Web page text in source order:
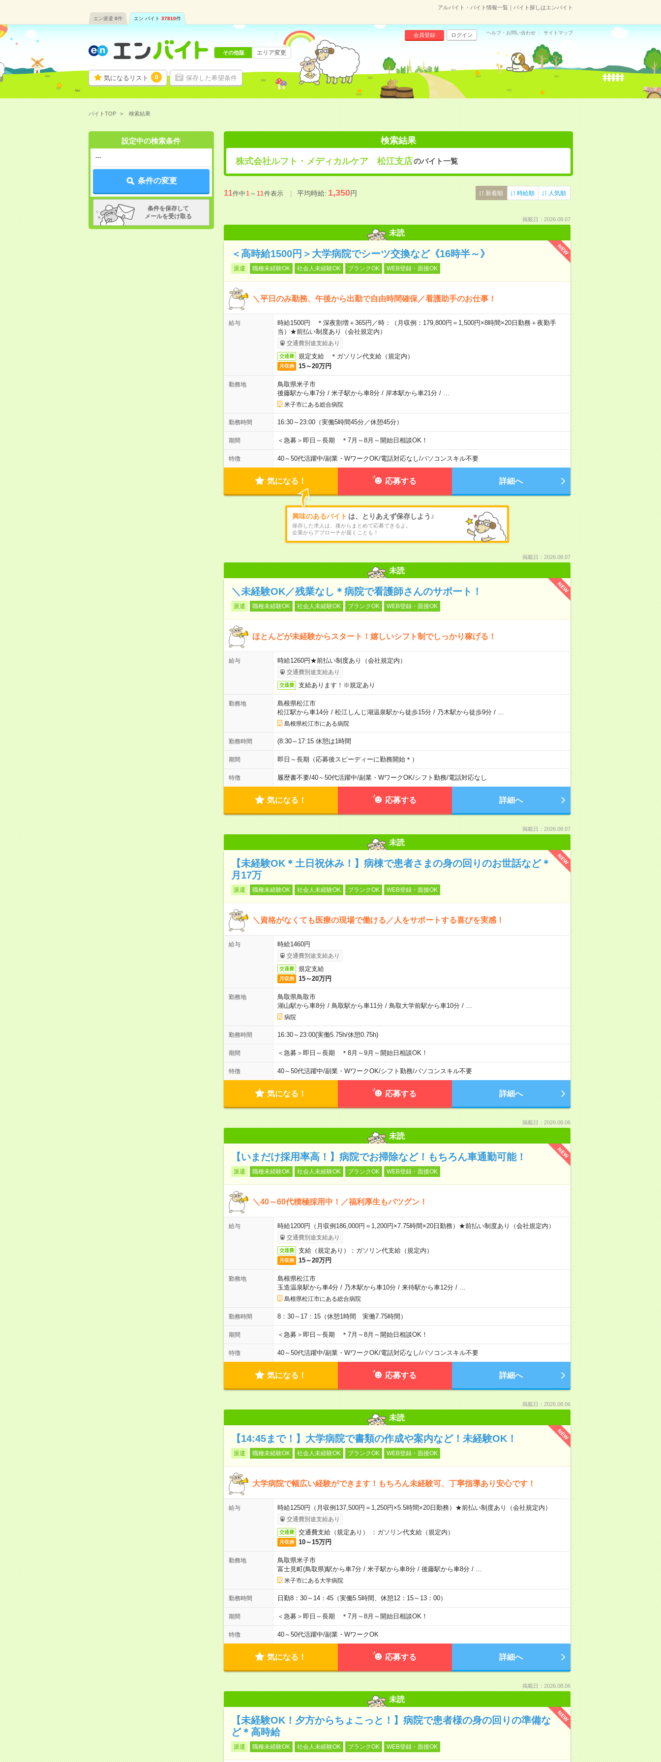
アルバイト・バイト情報一覧｜バイト探しはエンバイト
エン派遣 0件 エン バイト 37810件
気になるリスト 0 保存した希望条件
会員登録 ログイン ヘルプ・お問い合わせ サイトマップ
その他版 エリア変更
バイトTOP 検索結果
設定中の検索条件
---
条件の変更
条件を保存して
メールを受け取る
検索結果
株式会社ルフト・メディカルケア 松江支店のバイト一覧
11件中1～11件表示 平均時給:1,350円 新着順 時給順 人気順
掲載日：2026.08.07
未読
NEW
＜高時給1500円＞大学病院でシーツ交換など《16時半～》
派遣 職種未経験OK 社会人未経験OK ブランクOK WEB登録・面接OK
＼平日のみ勤務、午後から出勤で自由時間確保／看護助手のお仕事！
給与
時給1500円 ＊深夜割増＋365円／時：（月収例：179,800円＝1,500円×8時間×20日勤務＋夜勤手
当）★前払い制度あり（会社規定内）
交通費別途支給あり
交通費 規定支給 ＊ガソリン代支給（規定内）
月収例 15～20万円
勤務地
鳥取県米子市
後藤駅から車7分/ 米子駅から車8分/ 岸本駅から車21分/
米子市にある総合病院
勤務時間 16:30～23:00（実働5時間45分／休憩45分）
期間 ＜急募＞即日～長期 ＊7月～8月～開始日相談OK！
特徴 40～50代活躍中/副業・WワークOK/電話対応なし/パソコンスキル不要
気になる！ 応募する 詳細へ
興味のあるバイト は、とりあえず保存しよう♪
保存した求人は、後からまとめて応募できるよ。
企業からアプローチが届くことも！
掲載日：2026.08.07
未読
NEW
＼未経験OK／残業なし＊病院で看護師さんのサポート！
派遣 職種未経験OK 社会人未経験OK ブランクOK WEB登録・面接OK
ほとんどが未経験からスタート！嬉しいシフト制でしっかり稼げる！
給与 時給1260円★前払い制度あり（会社規定内）
交通費別途支給あり
交通費 支給あります！※規定あり
勤務地
島根県松江市
松江駅から車14分/ 松江しんじ湖温泉駅から徒歩15分/ 乃木駅から徒歩9分/
島根県松江市にある病院
勤務時間 (8:30～17:15 休憩は1時間
期間 即日～長期（応募後スピーディーに勤務開始＊）
特徴 履歴書不要/40～50代活躍中/副業・WワークOK/シフト勤務/電話対応なし
気になる！ 応募する 詳細へ
掲載日：2026.08.07
未読
NEW
【未経験OK＊土日祝休み！】病棟で患者さまの身の回りのお世話など＊
月17万
派遣 職種未経験OK 社会人未経験OK ブランクOK WEB登録・面接OK
＼資格がなくても医療の現場で働ける／人をサポートする喜びを実感！
給与 時給1460円
交通費別途支給あり
交通費 規定支給
月収例 15～20万円
勤務地
鳥取県鳥取市
湖山駅から車8分/ 鳥取駅から車11分/ 鳥取大学前駅から車10分/
病院
勤務時間 16:30～23:00(実働5.75h/休憩0.75h)
期間 ＜急募＞即日～長期 ＊8月～9月～開始日相談OK！
特徴 40～50代活躍中/副業・WワークOK/シフト勤務/パソコンスキル不要
気になる！ 応募する 詳細へ
掲載日：2026.08.06
未読
NEW
【いまだけ採用率高！】病院でお掃除など！もちろん車通勤可能！
派遣 職種未経験OK 社会人未経験OK ブランクOK WEB登録・面接OK
＼40～60代積極採用中！／福利厚生もバツグン！
給与 時給1200円（月収例186,000円＝1,200円×7.75時間×20日勤務）★前払い制度あり（会社規定内）
交通費別途支給あり
交通費 支給（規定あり）：ガソリン代支給（規定内）
月収例 15～20万円
勤務地
島根県松江市
玉造温泉駅から車4分/ 乃木駅から車10分/ 来待駅から車12分/
島根県松江市にある総合病院
勤務時間 8：30～17：15（休憩1時間 実働7.75時間）
期間 ＜急募＞即日～長期 ＊7月～8月～開始日相談OK！
特徴 40～50代活躍中/副業・WワークOK/電話対応なし/パソコンスキル不要
気になる！ 応募する 詳細へ
掲載日：2026.08.06
未読
NEW
【14:45まで！】大学病院で書類の作成や案内など！未経験OK！
派遣 職種未経験OK 社会人未経験OK ブランクOK WEB登録・面接OK
大学病院で幅広い経験ができます！もちろん未経験可、丁寧指導あり安心です！
給与 時給1250円（月収例137,500円＝1,250円×5.5時間×20日勤務）★前払い制度あり（会社規定内）
交通費別途支給あり
交通費 交通費支給（規定あり） ：ガソリン代支給（規定内）
月収例 10～15万円
勤務地
鳥取県米子市
富士見町(鳥取県)駅から車7分/ 米子駅から車8分/ 後藤駅から車8分/
米子市にある大学病院
勤務時間 日勤8：30～14：45（実働5.5時間、休憩12：15～13：00）
期間 ＜急募＞即日～長期 ＊7月～8月～開始日相談OK！
特徴 40～50代活躍中/副業・WワークOK
気になる！ 応募する 詳細へ
掲載日：2026.08.06
未読
NEW
【未経験OK！夕方からちょこっと！】病院で患者様の身の回りの準備な
ど＊高時給
派遣 職種未経験OK 社会人未経験OK ブランクOK WEB登録・面接OK